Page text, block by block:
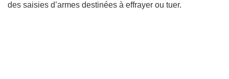
des saisies d’armes destinées à effrayer ou tuer.